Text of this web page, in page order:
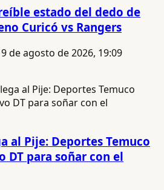
estado del dedo de
Curicó vs Rangers
9 de agosto de 2026, 19:09
al Pije: Deportes Temuco
DT para soñar con el